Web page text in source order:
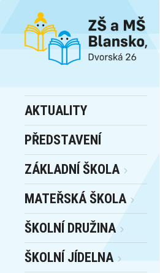
AKTUALITY
PŘEDSTAVENÍ
ZÁKLADNÍ ŠKOLA
MATEŘSKÁ ŠKOLA
ŠKOLNÍ DRUŽINA
ŠKOLNÍ JÍDELNA